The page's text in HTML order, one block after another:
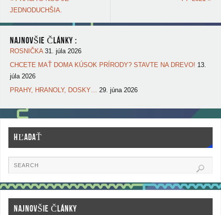
JEDNODUCHŠIA.
NAJNOVŠIE ČLÁNKY :
ROSNIČKA 31. júla 2026
CHCETE MAŤ DOMA KÚSOK PRÍRODY? STAVTE NA DREVO! 13.
júla 2026
PRAHY, HRANOLY, DOSKY… 29. júna 2026
HĽADAŤ
NAJNOVŠIE ČLÁNKY